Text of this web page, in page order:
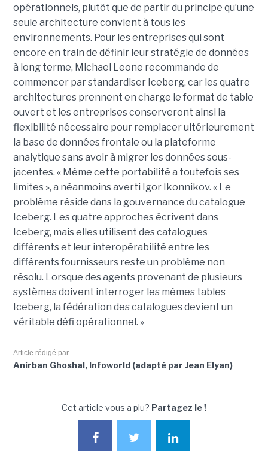
opérationnels, plutôt que de partir du principe qu’une
seule architecture convient à tous les
environnements. Pour les entreprises qui sont
encore en train de définir leur stratégie de données
à long terme, Michael Leone recommande de
commencer par standardiser Iceberg, car les quatre
architectures prennent en charge le format de table
ouvert et les entreprises conserveront ainsi la
flexibilité nécessaire pour remplacer ultérieurement
la base de données frontale ou la plateforme
analytique sans avoir à migrer les données sous-
jacentes. « Même cette portabilité a toutefois ses
limites », a néanmoins averti Igor Ikonnikov. « Le
problème réside dans la gouvernance du catalogue
Iceberg. Les quatre approches écrivent dans
Iceberg, mais elles utilisent des catalogues
différents et leur interopérabilité entre les
différents fournisseurs reste un problème non
résolu. Lorsque des agents provenant de plusieurs
systèmes doivent interroger les mêmes tables
Iceberg, la fédération des catalogues devient un
véritable défi opérationnel. »
Article rédigé par
Anirban Ghoshal, Infoworld (adapté par Jean Elyan)
Cet article vous a plu? Partagez le !